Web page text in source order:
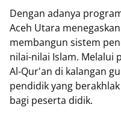
Dengan adanya
Aceh Utara
membangun sistem
nilai-nilai Islam. Melalui
Al-Qur'an di kalangan
pendidik yang
bagi peserta didik.